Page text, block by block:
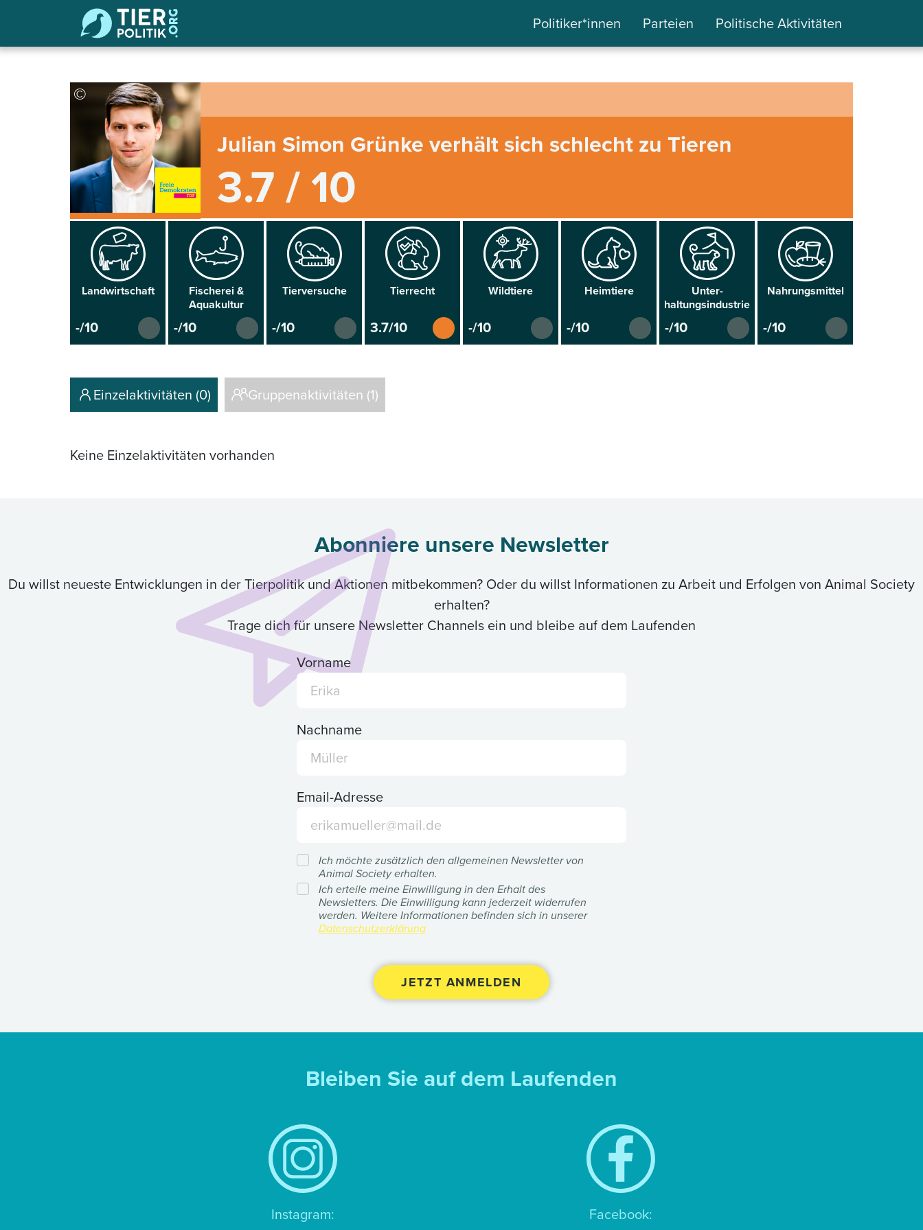
Politiker*innen Parteien Politische Aktivitäten
©
Julian Simon Grünke verhält sich schlecht zu Tieren
3.7 / 10
Land­wirtschaft
-/10
Fischerei &
Aqua­kultur
-/10
Tier­versuche
-/10
Tier­recht
3.7/10
Wild­tiere
-/10
Heim­tiere
-/10
Unter­
haltungsindustrie
-/10
Nahrungs­mittel
-/10
Einzelaktivitäten (0) Gruppenaktivitäten (1)
Keine Einzelaktivitäten vorhanden
Abonniere unsere Newsletter
Du willst neueste Entwicklungen in der Tierpolitik und Aktionen mitbekommen? Oder du willst Informationen zu Arbeit und Erfolgen von Animal Society
erhalten?
Trage dich für unsere Newsletter Channels ein und bleibe auf dem Laufenden
Vorname
Nachname
Email-Adresse
Ich möchte zusätzlich den allgemeinen Newsletter von
Animal Society erhalten.
Ich erteile meine Einwilligung in den Erhalt des
Newsletters. Die Einwilligung kann jederzeit widerrufen
werden. Weitere Informationen befinden sich in unserer
Datenschutzerklärung
Bleiben Sie auf dem Laufenden
Instagram:
Facebook: